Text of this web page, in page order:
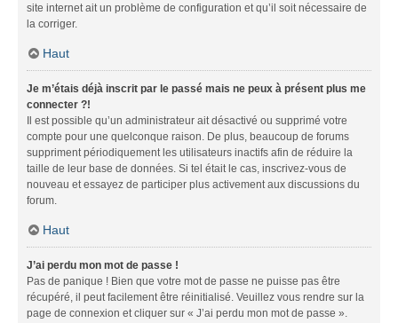
site internet ait un problème de configuration et qu’il soit nécessaire de
la corriger.
Haut
Je m’étais déjà inscrit par le passé mais ne peux à présent plus me
connecter ?!
Il est possible qu’un administrateur ait désactivé ou supprimé votre
compte pour une quelconque raison. De plus, beaucoup de forums
suppriment périodiquement les utilisateurs inactifs afin de réduire la
taille de leur base de données. Si tel était le cas, inscrivez-vous de
nouveau et essayez de participer plus activement aux discussions du
forum.
Haut
J’ai perdu mon mot de passe !
Pas de panique ! Bien que votre mot de passe ne puisse pas être
récupéré, il peut facilement être réinitialisé. Veuillez vous rendre sur la
page de connexion et cliquer sur « J’ai perdu mon mot de passe ».